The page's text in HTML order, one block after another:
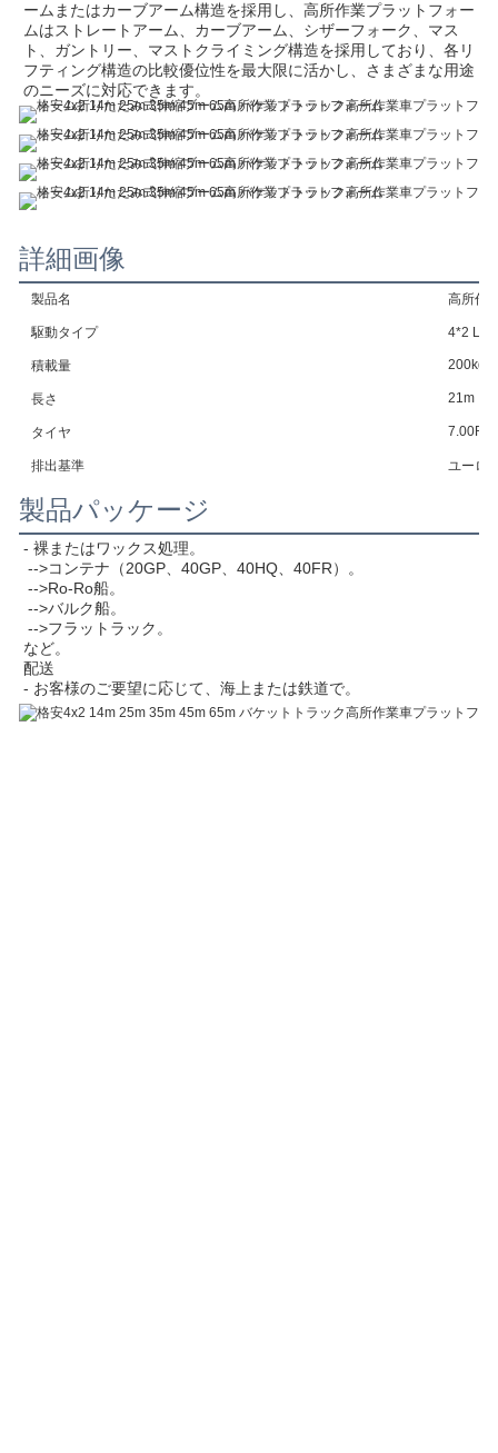
ームまたはカーブアーム構造を採用し、高所作業プラットフォー
ムはストレートアーム、カーブアーム、シザーフォーク、マス
ト、ガントリー、マストクライミング構造を採用しており、各リ
フティング構造の比較優位性を最大限に活かし、さまざまな用途
のニーズに対応できます。
詳細画像
製品名 高所作
駆動タイプ 4*2
積載量 200kg
長さ 21m
タイヤ
排出基準 ユーロ6
製品パッケージ
- 裸またはワックス処理。
-->コンテナ（20GP、40GP、40HQ、40FR）。
-->Ro-Ro船。
-->バルク船。
-->フラットラック。
など。
配送
- お客様のご要望に応じて、海上または鉄道で。